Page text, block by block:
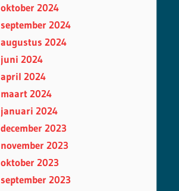
oktober 2024
september 2024
augustus 2024
juni 2024
april 2024
maart 2024
januari 2024
december 2023
november 2023
oktober 2023
september 2023